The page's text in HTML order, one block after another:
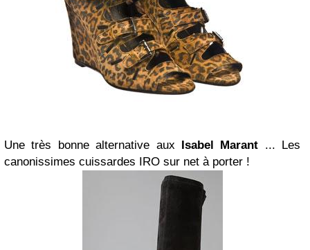
Une très bonne alternative aux Isabel Marant ... Les
canonissimes cuissardes IRO sur net à porter !